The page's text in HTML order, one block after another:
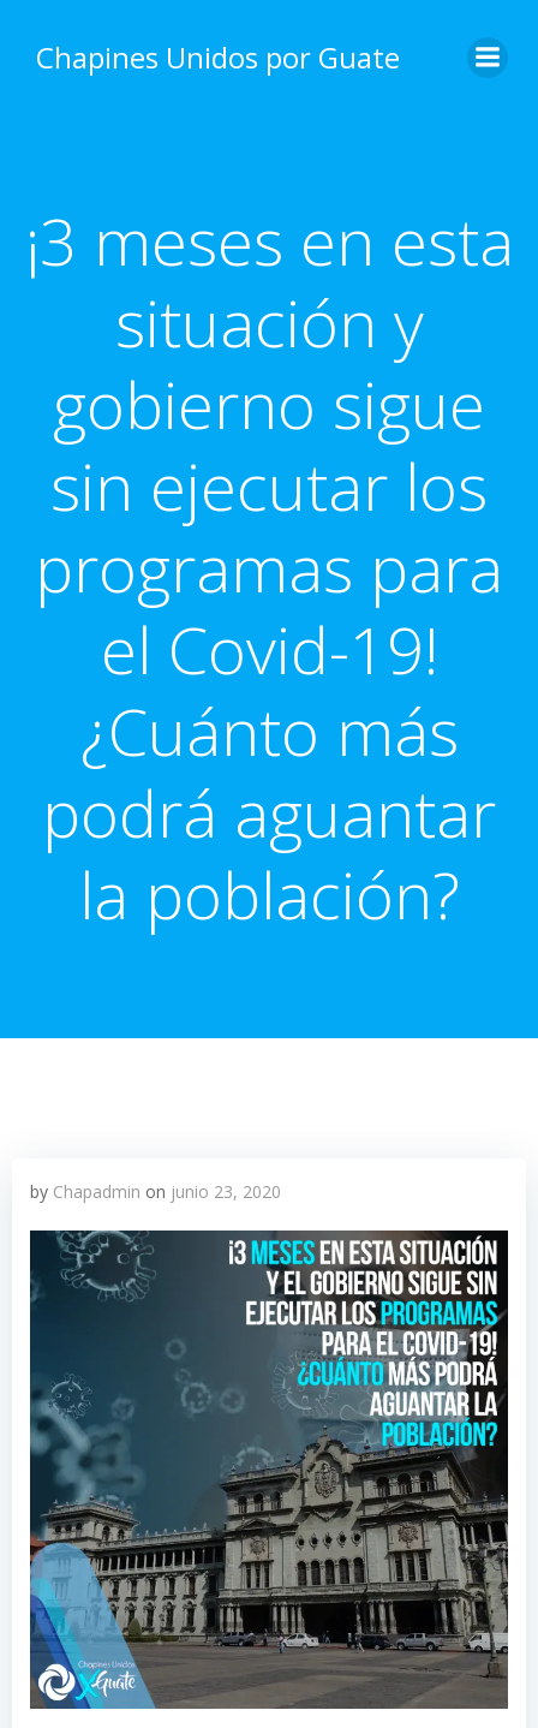
content
Chapines Unidos por Guate
¡3 meses en esta
situación y
gobierno sigue
sin ejecutar los
programas para
el Covid-19!
¿Cuánto más
podrá aguantar
la población?
by Chapadmin on junio 23, 2020